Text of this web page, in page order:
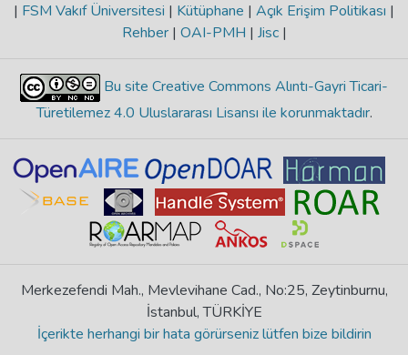
| FSM Vakıf Üniversitesi | Kütüphane | Açık Erişim Politikası |
Rehber | OAI-PMH | Jisc |
Bu site Creative Commons Alıntı-Gayri Ticari-
Türetilemez 4.0 Uluslararası Lisansı ile korunmaktadır.
Merkezefendi Mah., Mevlevihane Cad., No:25, Zeytinburnu,
İstanbul, TÜRKİYE
İçerikte herhangi bir hata görürseniz lütfen bize bildirin